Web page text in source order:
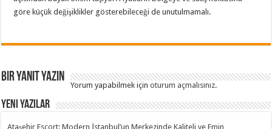
göre küçük değişiklikler gösterebileceği de unutulmamalı.
Bir yanıt yazın
Yorum yapabilmek içinoturum açmalısınız.
Yeni Yazılar
Ataşehir Escort: Modern İstanbul’un Merkezinde Kaliteli ve Emin